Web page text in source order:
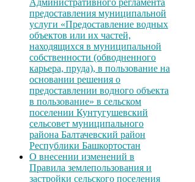
Административного регламента
предоставления муниципальной
услуги «Предоставление водных
объектов или их частей,
находящихся в муниципальной
собственности (обводненного
карьера, пруда), в пользование на
основании решения о
предоставлении водного объекта
в пользование» в сельском
поселении Кунтугушевский
сельсовет муниципального
района Балтачевский район
Республики Башкортостан
О внесении изменений в
Правила землепользования и
застройки сельского поселения